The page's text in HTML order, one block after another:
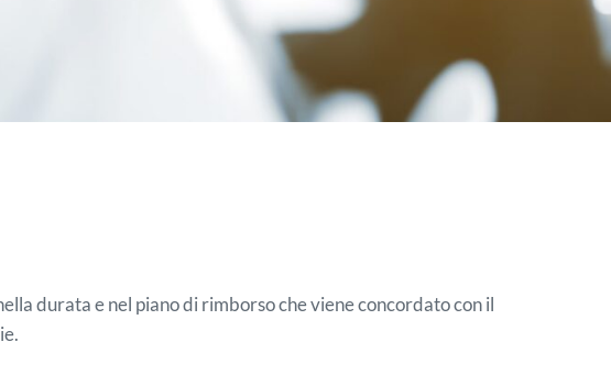
durata e nel piano di rimborso che viene concordato con il